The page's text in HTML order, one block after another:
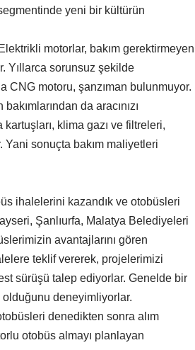
yeni bir kültürün
motorlar, bakım gerektirmeyen
Yıllarca sorunsuz şekilde
CNG motoru, şanzıman bulunmuyor.
da aracınızı
klima gazı ve filtreleri,
Yani sonuçta bakım maliyetleri
ihalelerini kazandık ve otobüsleri
Şanlıurfa, Malatya Belediyeleri
avantajlarını gören
teklif vererek, projelerimizi
sürüşü talep ediyorlar. Genelde bir
olduğunu deneyimliyorlar.
denedikten sonra alım
otobüs almayı planlayan